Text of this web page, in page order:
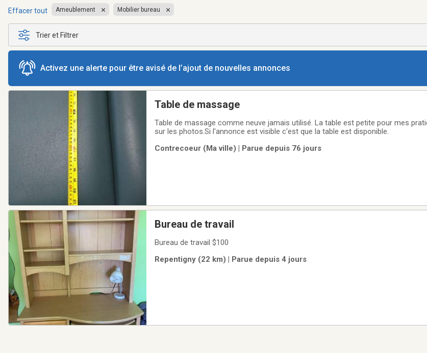
Effacer tout Ameublement Mobilier bureau
Trier et Filtrer
Activez une alerte pour être avisé de l’ajout de nouvelles annonces
Table de massage
Table de massage comme neuve jamais utilisé. La table est petite pour mes
sur les photos.Si l'annonce est visible c'est que la table est disponible.
Contrecoeur (Ma ville) | Parue depuis 76 jours
Bureau de travail
Bureau de travail $100
Repentigny (22 km) | Parue depuis 4 jours